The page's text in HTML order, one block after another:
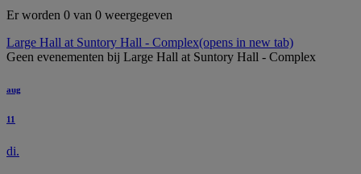
Er worden 0 van 0 weergegeven
Large Hall at Suntory Hall - Complex(opens in new tab)
Geen evenementen bij Large Hall at Suntory Hall - Complex
aug
11
di.